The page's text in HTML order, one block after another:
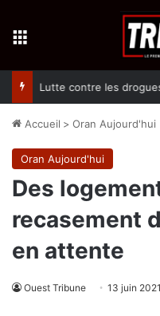
Accueil > Oran Aujourd'hui
Oran Aujourd'hui
Des
recasement
en attente
Ouest Tribune 13 juin 2021